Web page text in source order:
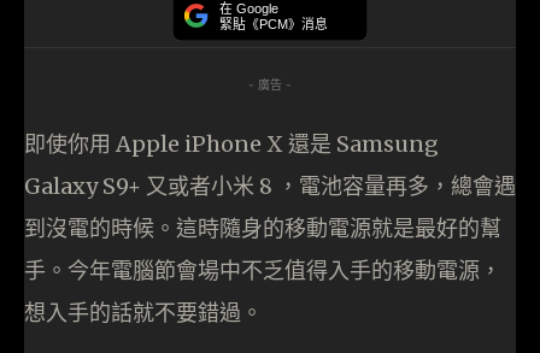
在 Google
緊貼《PCM》消息
- 廣告 -
即使你用 Apple iPhone X 還是 Samsung
Galaxy S9+ 又或者小米 8 ，電池容量再多，總會遇
到沒電的時候。這時隨身的移動電源就是最好的幫
手。今年電腦節會場中不乏值得入手的移動電源，
想入手的話就不要錯過。